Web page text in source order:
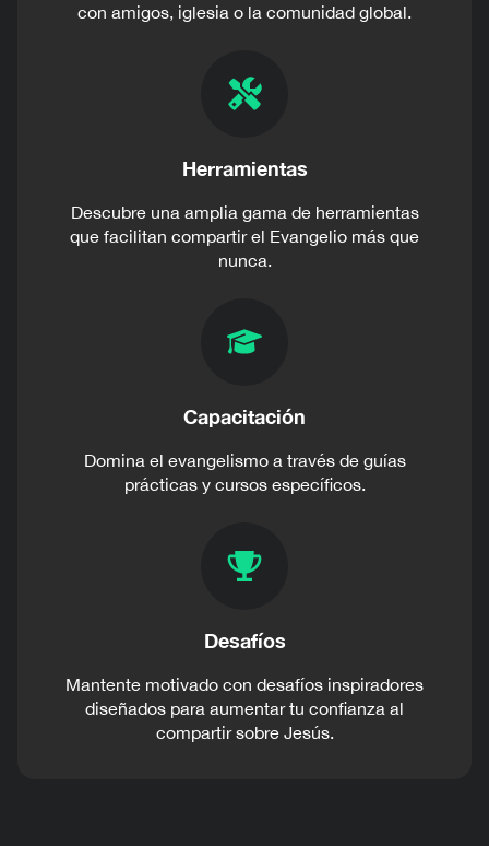
con amigos, iglesia o la comunidad global.
Herramientas
Descubre una amplia gama de herramientas
que facilitan compartir el Evangelio más que
nunca.
Capacitación
Domina el evangelismo a través de guías
prácticas y cursos específicos.
Desafíos
Mantente motivado con desafíos inspiradores
diseñados para aumentar tu confianza al
compartir sobre Jesús.